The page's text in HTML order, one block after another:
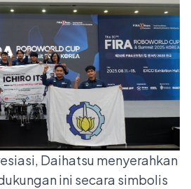
Daihatsu menyerahkan
ini secara simbolis